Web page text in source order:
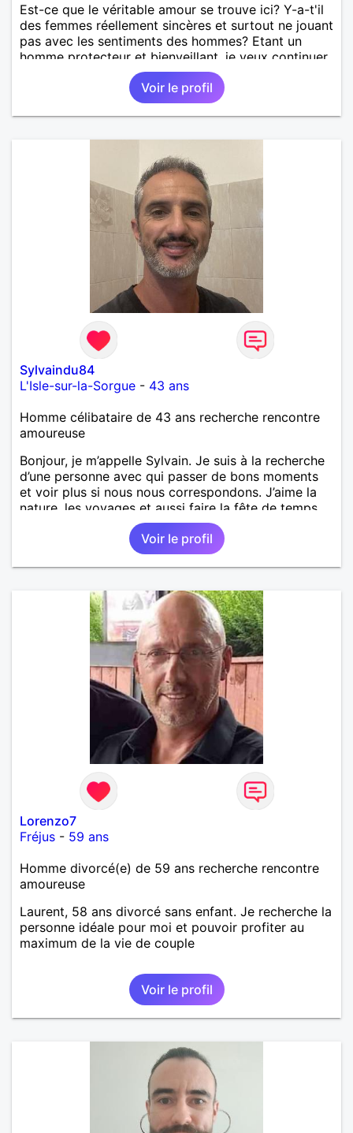
Est-ce que le véritable amour se trouve ici? Y-a-t'il
des femmes réellement sincères et surtout ne jouant
pas avec les sentiments des hommes? Etant un
homme protecteur et bienveillant, je veux continuer
d'y croire et pouvoir enfin former la petite famille
que je désir temps. Faux profil, profiteuse et autres
joyeuseté passer votre chemin, vous ne
m'intéressez pas du tout!
Voir le profil
Sylvaindu84
L'Isle-sur-la-Sorgue - 43 ans
Homme célibataire de 43 ans recherche rencontre
amoureuse
Bonjour, je m’appelle Sylvain. Je suis à la recherche
d’une personne avec qui passer de bons moments
et voir plus si nous nous correspondons. J’aime la
nature, les voyages et aussi faire la fête de temps
en temps ;-)Je suis papa d’un petit garçon de 7 ans
dont je m’occupe en garde alternée. J’aime à peu
près tous les styles de musique. (Oui je suis pas
trop fan de Jul). Je fais du sport pour garder la
pense en tout cas 😂)
Voir le profil
Lorenzo7
Fréjus - 59 ans
Homme divorcé(e) de 59 ans recherche rencontre
amoureuse
Laurent, 58 ans divorcé sans enfant. Je recherche la
personne idéale pour moi et pouvoir profiter au
maximum de la vie de couple
Voir le profil